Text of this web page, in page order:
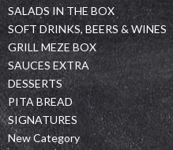
SALADS IN THE BOX
SOFT DRINKS, BEERS & WINES
GRILL MEZE BOX
SAUCES EXTRA
DESSERTS
PITA BREAD
SIGNATURES
New Category